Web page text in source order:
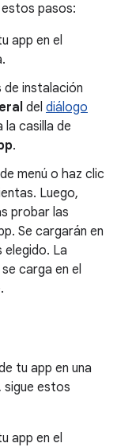
estos pasos:
app en el
de instalación
del diálogo
la casilla de
.
menú o haz clic
Luego,
probar las
Se cargarán en
elegido. La
carga en el
tu app en una
sigue estos
app en el